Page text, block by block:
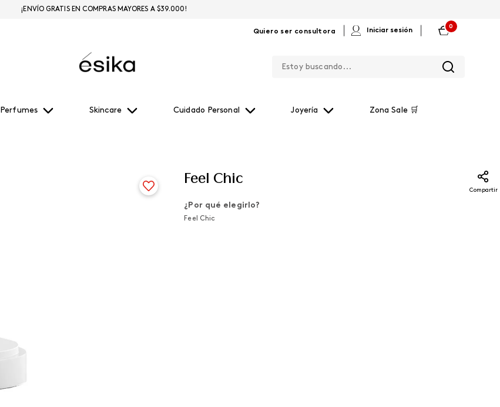
Quiero ser consultora Iniciar sesión
0
Perfumes Skincare Cuidado Personal Joyería Zona Sale 🛒
¡ENVÍO GRATIS EN COMPRAS MAYORES A $39.000!
Feel Chic
Compartir
¿Por qué elegirlo?
Feel Chic